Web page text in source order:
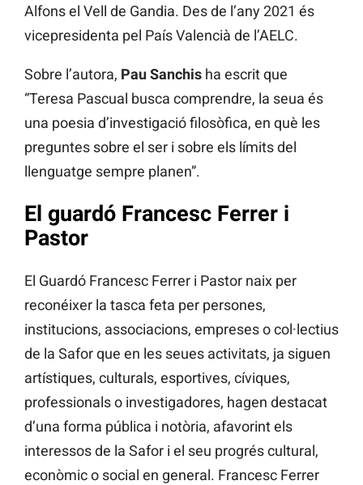
Alfons el Vell de Gandia. Des de l’any 2021 és
vicepresidenta pel País Valencià de l’AELC.
Sobre l’autora, Pau Sanchis ha escrit que
“Teresa Pascual busca comprendre, la seua és
una poesia d’investigació filosòfica, en què les
preguntes sobre el ser i sobre els límits del
llenguatge sempre planen”.
El guardó Francesc Ferrer i
Pastor
El Guardó Francesc Ferrer i Pastor naix per
reconéixer la tasca feta per persones,
institucions, associacions, empreses o col·lectius
de la Safor que en les seues activitats, ja siguen
artístiques, culturals, esportives, cíviques,
professionals o investigadores, hagen destacat
d’una forma pública i notòria, afavorint els
interessos de la Safor i el seu progrés cultural,
econòmic o social en general. Francesc Ferrer